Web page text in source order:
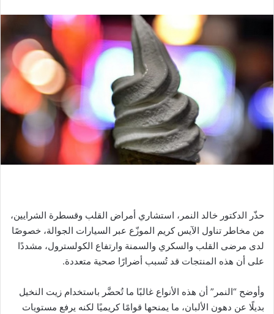
حذّر الدكتور خالد النمر، استشاري أمراض القلب وقسطرة الشرايين،
من مخاطر تناول الآيس كريم الموزّع عبر السيارات الجوالة، خصوصًا
لدى مرضى القلب والسكري والسمنة وارتفاع الكولسترول، مشددًا
على أن هذه المنتجات قد تُسبب أضرارًا صحية متعددة.
وأوضح “النمر” أن هذه الأنواع غالبًا ما تُحضَّر باستخدام زيت النخيل
بديلًا عن دهون الألبان، ما يمنحها قوامًا كريميًا لكنه يرفع مستويات